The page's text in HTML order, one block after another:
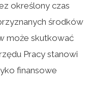
określony czas
środków
może skutkować
Pracy stanowi
finansowe